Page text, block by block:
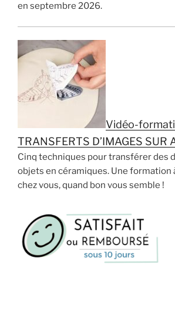
en septembre 2026.
Vidéo-
TRANSFERTS D’IMAGES SUR
Cinq techniques pour transférer des
objets en céramiques. Une formation
chez vous, quand bon vous semble !